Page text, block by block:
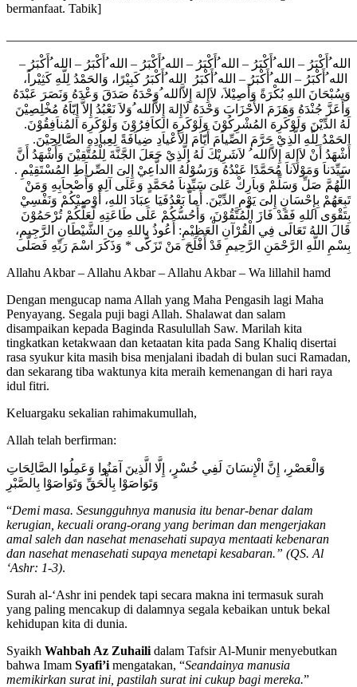
bermanfaat. Tabik]
الله ُأَكْبَرُ – الله ُأَكْبَرُ – الله ُأَكْبَرُ الله ُأَكْبَرُ كَبِيْرًا، وَالحَمْدُ لِلّهِ كَثِيْراً،
وَسُبْحَانَ اللهِ بُكْرَةً وَأَصِيْلاَ، لاَإِلهَ إِلاَّالله ُوَحْدَهُ صَدَقَ وَعْدَهُ وَنَصَرَ عَبْدَهُ
وَأَعَزَّ جُنْدَهُ وَهَزَمَ الأَحْزَابَ وَحْدَهُ لَاإِلهَ إِلاَّالله ُوَلاَ نَعْبُدُ إِلاَّ إِيّاَهُ مُخْلِصِيْنَ
لَهُ الدِّيْنَ وَلَوْكَرِهَ المُشْرِكُوْنَ وَلَوْكَرِهَ الكاَفِرُوْنَ وَلَوْكَرِهَ المُناَفِقُوْنَ.
الحَمْدُ لِلّهِ الَّذِيْ حَرَّمَ الصِّياَمَ أَيّاَمَ الأَعْياَدِ ضِياَفَةً لِعِباَدِهِ الصَّالِحِيْنَ.
أَشْهَدُ أَنْ لاَإِلهَ إِلاَّالله ُ لاَشَرِيْكَ لَهُ الَّذِيْ جَعَلَ الجَّنَّةَ لِلْمُتَّقِيْنَ وَأَشْهَدُ أَنَّ
سَيِّدَناَ وَمَوْلاَناَ مُحَمَّدًا عَبْدُهُ وَرَسُوْلُهُ االداَّعِيْ إِلىَ الصِّراَطِ المُسْتَقِيْمِ .
اللَّهُمَّ صَلِّ وَسَلِّمْ وَباَرِكْ عَلىَ سَيِّدِناَ مُحَمَّدٍ وَعَلَى آلِهِ وَأَصْحاَبِهِ وَمَنْ
تَبِعَهُمْ بِإِحْسَانٍ إِلىَ يَوْمِ الدِّيْنَ. أَماَّ بَعْدُفَيَا عِبَادَ اللهِ، أُوْصِيْكُمْ وَنَفْسِيْ
بِتَقْوَى اللهِ فَقَدْ فَازَ الْمُتَّقُوْنَ، وَأَحُسُّكُمْ عَلَى طَاعَتِهِ لَعَلَّكُمْ تُرْحَمُوْنَ
قَالَ اللهُ تَعَالَى فِي الْقُرْآنِ الْعَظِيْمِ: أَعُوذُ بِاللهِ مِنَ الشَّيْطَانِ الرَّجِيمِ،
بِسْمِ اللَّهِ الرَّحْمَنِ الرَّحِيمِ قَدْ أَفْلَحَ مَنْ تَزَكَّى * وَذَكَرَ اسْمَ رَبِّهِ فَصَلَّى
Allahu Akbar – Allahu Akbar – Allahu Akbar – Wa lillahil hamd
Dengan mengucap nama Allah yang Maha Pengasih lagi Maha
Penyayang. Segala puji bagi Allah. Shalawat dan salam
disampaikan kepada Baginda Rasulullah Saw. Marilah kita
tingkatkan ketakwaan dan ketaatan kita pada Sang Khaliq disertai
rasa syukur kita masih bisa menjalani ibadah di bulan suci Ramadan,
dan sekarang tiba waktunya kita meraih kemenangan di hari raya
idul fitri.
Keluargaku sekalian rahimakumullah,
Allah telah berfirman:‎
وَالْعَصْرِ، إِنَّ الْإِنسَانَ لَفِي خُسْرٍ، إِلَّا الَّذِينَ آمَنُوا وَعَمِلُوا الصَّالِحَاتِ
وَتَوَاصَوْا بِالْحَقِّ وَتَوَاصَوْا بِالصَّبْرِ
“Demi masa. Sesungguhnya manusia itu benar-benar dalam
kerugian, kecuali orang-orang yang beriman dan mengerjakan
amal saleh dan nasehat menasehati supaya mentaati kebenaran
dan nasehat menasehati supaya menetapi kesabaran.” (QS. Al
‘Ashr: 1-3).
Surah al-‘Ashr ini pendek tapi secara makna ini termasuk surah
yang paling mencakup di dalamnya segala kebaikan untuk bekal
kehidupan kita di dunia.
Syaikh Wahbah Az Zuhaili dalam Tafsir Al-Munir menyebutkan
bahwa Imam Syafi’i mengatakan, “Seandainya manusia
memikirkan surat ini, pastilah surat ini cukup bagi mereka.”